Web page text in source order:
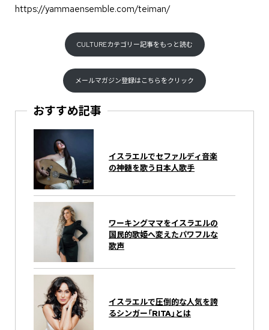
https://yammaensemble.com/teiman/
CULTUREカテゴリー記事をもっと読む
メールマガジン登録はこちらをクリック
おすすめ記事
イスラエルでセファルディ音楽
の神髄を歌う日本人歌手
ワーキングママをイスラエルの
国民的歌姫へ変えたパワフルな
歌声
イスラエルで圧倒的な人気を誇
るシンガー「RITA」とは